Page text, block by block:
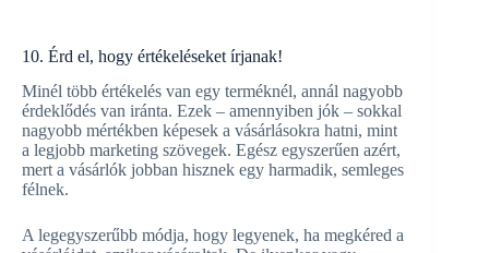
10. Érd el, hogy értékeléseket írjanak!
Minél több értékelés van egy terméknél, annál nagyobb
érdeklődés van iránta. Ezek – amennyiben jók – sokkal
nagyobb mértékben képesek a vásárlásokra hatni, mint
a legjobb marketing szövegek. Egész egyszerűen azért,
mert a vásárlók jobban hisznek egy harmadik, semleges
félnek.
A legegyszerűbb módja, hogy legyenek, ha megkéred a